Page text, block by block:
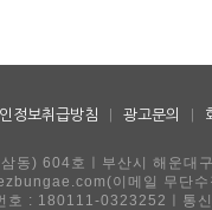
정보취급방침 광고문의
동) 604호ㅣ부산시 해운
이메일 무단수
호 : 180111-0323252ㅣ통